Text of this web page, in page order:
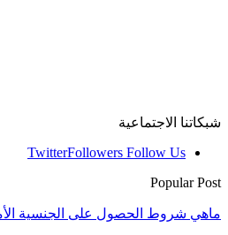
شبكاتنا الاجتماعية
TwitterFollowers Follow Us
Popular Post
ماهي شروط الحصول على الجنسية